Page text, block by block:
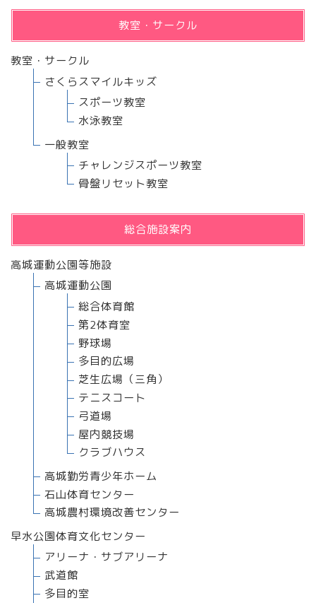
教室・サークル
教室・サークル
さくらスマイルキッズ
スポーツ教室
水泳教室
一般教室
チャレンジスポーツ教室
骨盤リセット教室
総合施設案内
高城運動公園等施設
高城運動公園
総合体育館
第2体育室
野球場
多目的広場
芝生広場（三角）
テニスコート
弓道場
屋内競技場
クラブハウス
高城勤労青少年ホーム
石山体育センター
高城農村環境改善センター
早水公園体育文化センター
アリーナ・サブアリーナ
武道館
多目的室